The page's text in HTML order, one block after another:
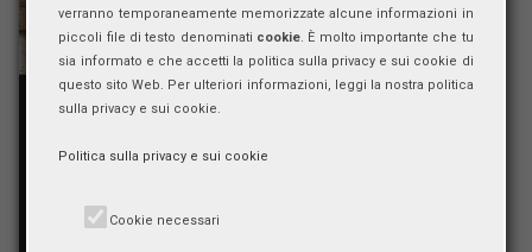
verranno temporaneamente memorizzate alcune informazioni in
piccoli file di testo denominati cookie. È molto importante che tu
sia informato e che accetti la politica sulla privacy e sui cookie di
questo sito Web. Per ulteriori informazioni, leggi la nostra politica
sulla privacy e sui cookie.
Politica sulla privacy e sui cookie
Cookie necessari